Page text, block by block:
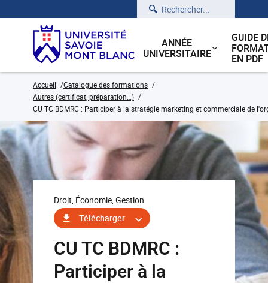
Rechercher
ANNÉE
UNIVERSITAIRE
GUIDE
EN PDF
Accueil
Catalogue des formations
Autres (certificat, préparation…)
CU TC BDMRC : Participer à la stratégie marketing et commerciale de
Droit, Économie, Gestion
Télécharger
CU TC BDMRC :
Participer à la